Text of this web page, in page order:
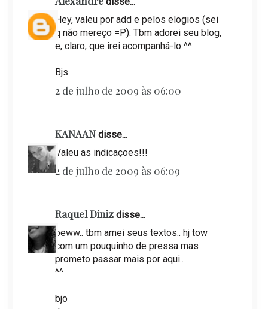
Hey, valeu por add e pelos elogios (sei
q não mereço =P). Tbm adorei seu blog,
e, claro, que irei acompanhá-lo ^^
Bjs
2 de julho de 2009 às 06:00
KANAANdisse...
Valeu as indicaçoes!!!
2 de julho de 2009 às 06:09
Raquel Dinizdisse...
oeww.. tbm amei seus textos.. hj tow
com um pouquinho de pressa mas
prometo passar mais por aqui..
^^
bjo